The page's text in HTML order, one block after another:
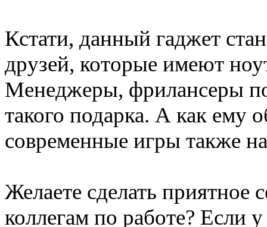
Кстати, данный гаджет
друзей, которые имеют
Менеджеры, фрилансеры
такого подарка. А как ему
современные игры также
Желаете сделать приятное
коллегам по работе? Если